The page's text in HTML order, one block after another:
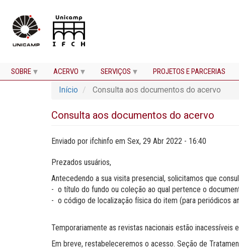
Pular
SOBRE ACERVO SERVIÇOS PROJETOS E PARCERIAS
Início Consulta aos documentos do acervo
Consulta aos documentos do acervo
Enviado por ifchinfo em Sex, 29 Abr 2022 - 16:40
Prezados usuários,
Antecedendo a sua visita presencial, solicitamos que
- o título do fundo ou coleção ao qual pertence o
- o código de localização física do item (para periódicos
Temporariamente as revistas nacionais estão inacessíveis
Em breve, restabeleceremos o acesso. Seção de